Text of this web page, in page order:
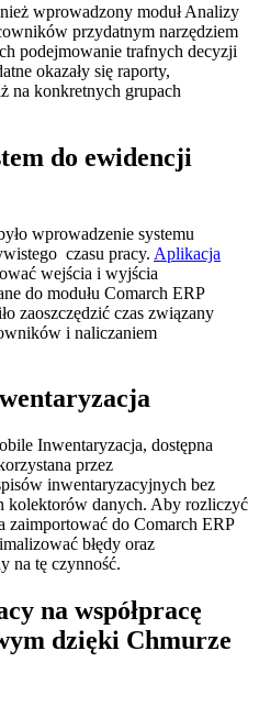
wprowadzony moduł Analizy
przydatnym narzędziem
podejmowanie trafnych decyzji
okazały się raporty,
na konkretnych grupach
do ewidencji
wprowadzenie systemu
czasu pracy. Aplikacja
wejścia i wyjścia
do modułu Comarch ERP
zaoszczędzić czas związany
i naliczaniem
Inwentaryzacja, dostępna
przez
inwentaryzacyjnych bez
kolektorów danych. Aby rozliczyć
zaimportować do Comarch ERP
błędy oraz
na tę czynność.
na współpracę
dzięki Chmurze